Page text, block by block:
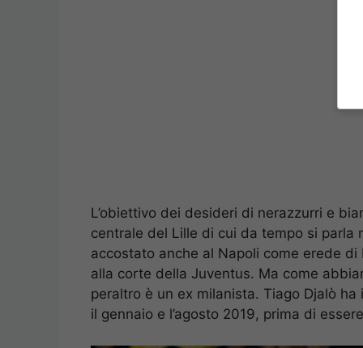
L’obiettivo dei desideri di nerazzurri e
centrale del Lille di cui da tempo si parla
accostato anche al Napoli come erede
alla corte della Juventus. Ma come
peraltro è un ex milanista. Tiago Djalò
il gennaio e l’agosto 2019, prima di